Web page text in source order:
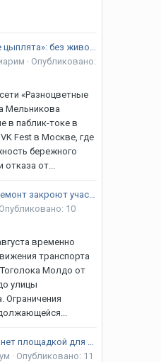
«Разноцветные цыплята»: без живого общения в семье речь ребёнка не сформируется, уверена сооснователь
· Опубликовано:
«Разноцветные
Мельникова
в паблик-токе в
Fest в Москве, где
бережного
отказа от...
В Бишкеке на ремонт закроют участок улицы Тоголока Молдо
Опубликовано: 10
временно
транспорта
Молдо от
улицы
Ограничения
VB>Бишкек станет площадкой для кыргызско-корейского климатического диалога
· Опубликовано: 11